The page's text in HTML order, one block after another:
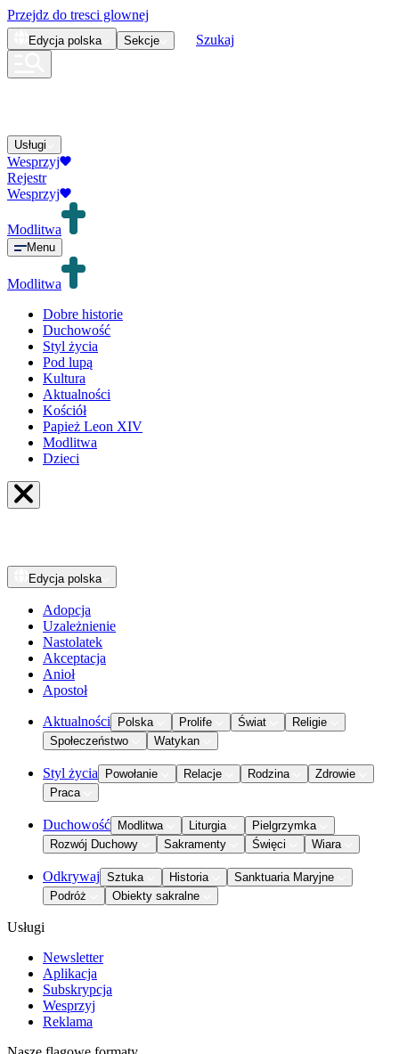
Przejdz do tresci glownej
Edycja polska Sekcje Szukaj
Usługi
Wesprzyj
Rejestr
Wesprzyj
Modlitwa
Menu
Modlitwa
Dobre historie
Duchowość
Styl życia
Pod lupą
Kultura
Aktualności
Kościół
Papież Leon XIV
Modlitwa
Dzieci
Edycja polska
Adopcja
Uzależnienie
Nastolatek
Akceptacja
Anioł
Apostoł
Aktualności Polska Prolife Świat
Religie
Społeczeństwo
Watykan
Styl życia Powołanie Relacje Rodzina
Zdrowie
Praca
Duchowość Modlitwa Liturgia
Pielgrzymka
Rozwój Duchowy
Sakramenty Święci Wiara
Odkrywaj Sztuka Historia
Sanktuaria Maryjne
Podróż
Obiekty sakralne
Usługi
Newsletter
Aplikacja
Subskrypcja
Wesprzyj
Reklama